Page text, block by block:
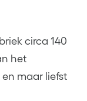
circa 140
het
en maar liefst